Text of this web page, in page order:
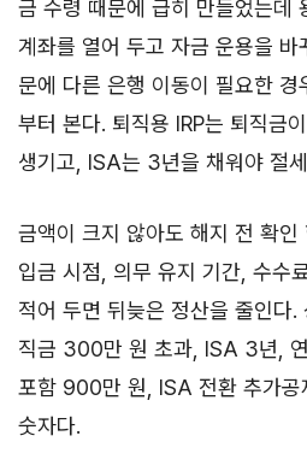
금 수령 때문에 급히 만들었는데
계좌를 열어 두고 자금 운용을
문에 다른 은행 이동이 필요한 경
부터 본다. 퇴직용 IRP는 퇴직금
생기고, ISA는 3년을 채워야 절
금액이 크지 않아도 해지 전 확인
입금 시점, 의무 유지 기간, 수수
적어 두면 뒤늦은 정산을 줄인다.
직금 300만 원 초과, ISA 3년,
포함 900만 원, ISA 전환 추가
숫자다.